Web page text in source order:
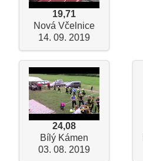
19,71
Nová Včelnice
14. 09. 2019
24,08
Bílý Kámen
03. 08. 2019